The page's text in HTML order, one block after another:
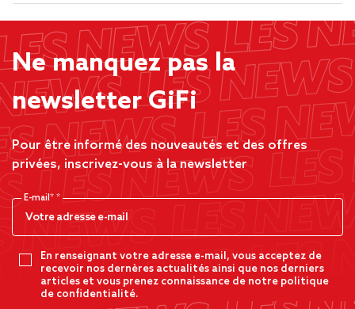
Ne manquez pas la
newsletter GiFi
Pour être informé des nouveautés et des offres
privées, inscrivez-vous à la newsletter
E-mail*
En renseignant votre adresse e-mail, vous acceptez de
recevoir nos dernères actualités ainsi que nos derniers
articles et vous prenez connaissance de notre politique
de confidentialité.